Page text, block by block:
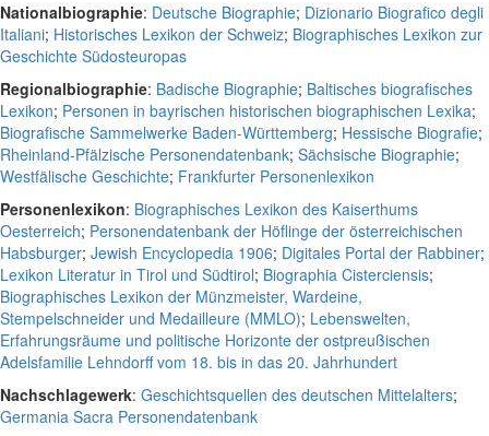
Nationalbiographie: Deutsche Biographie; Dizionario Biografico degli
Italiani; Historisches Lexikon der Schweiz; Biographisches Lexikon zur
Geschichte Südosteuropas
Regionalbiographie: Badische Biographie; Baltisches biografisches
Lexikon; Personen in bayrischen historischen biographischen Lexika;
Biografische Sammelwerke Baden-Württemberg; Hessische Biografie;
Rheinland-Pfälzische Personendatenbank; Sächsische Biographie;
Westfälische Geschichte; Frankfurter Personenlexikon
Personenlexikon: Biographisches Lexikon des Kaiserthums
Oesterreich; Personendatenbank der Höflinge der österreichischen
Habsburger; Jewish Encyclopedia 1906; Digitales Portal der Rabbiner;
Lexikon Literatur in Tirol und Südtirol; Biographia Cisterciensis;
Biographisches Lexikon der Münzmeister, Wardeine,
Stempelschneider und Medailleure (MMLO); Lebenswelten,
Erfahrungsräume und politische Horizonte der ostpreußischen
Adelsfamilie Lehndorff vom 18. bis in das 20. Jahrhundert
Nachschlagewerk: Geschichtsquellen des deutschen Mittelalters;
Germania Sacra Personendatenbank